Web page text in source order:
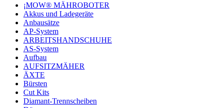
¡MOW® MÄHROBOTER
Akkus und Ladegeräte
Anbausätze
AP-System
ARBEITSHANDSCHUHE
AS-System
Aufbau
AUFSITZMÄHER
ÄXTE
Bürsten
Cut Kits
Diamant-Trennscheiben